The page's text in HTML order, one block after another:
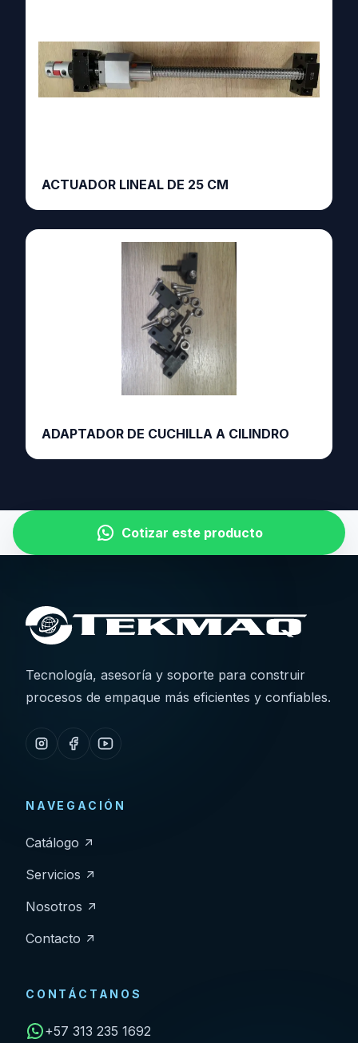
ACTUADOR LINEAL DE 25 CM
ADAPTADOR DE CUCHILLA A CILINDRO
Cotizar este producto
Tecnología, asesoría y soporte para construir
procesos de empaque más eficientes y confiables.
NAVEGACIÓN
Catálogo
Servicios
Nosotros
Contacto
CONTÁCTANOS
+57 313 235 1692